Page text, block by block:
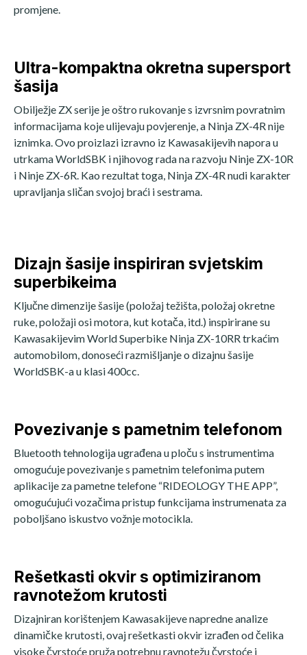
promjene.
Ultra-kompaktna okretna supersport
šasija
Obilježje ZX serije je oštro rukovanje s izvrsnim povratnim
informacijama koje ulijevaju povjerenje, a Ninja ZX-4R nije
iznimka. Ovo proizlazi izravno iz Kawasakijevih napora u
utrkama WorldSBK i njihovog rada na razvoju Ninje ZX-10R
i Ninje ZX-6R. Kao rezultat toga, Ninja ZX-4R nudi karakter
upravljanja sličan svojoj braći i sestrama.
Dizajn šasije inspiriran svjetskim
superbikeima
Ključne dimenzije šasije (položaj težišta, položaj okretne
ruke, položaji osi motora, kut kotača, itd.) inspirirane su
Kawasakijevim World Superbike Ninja ZX-10RR trkaćim
automobilom, donoseći razmišljanje o dizajnu šasije
WorldSBK-a u klasi 400cc.
Povezivanje s pametnim telefonom
Bluetooth tehnologija ugrađena u ploču s instrumentima
omogućuje povezivanje s pametnim telefonima putem
aplikacije za pametne telefone “RIDEOLOGY THE APP”,
omogućujući vozačima pristup funkcijama instrumenata za
poboljšano iskustvo vožnje motocikla.
Rešetkasti okvir s optimiziranom
ravnotežom krutosti
Dizajniran korištenjem Kawasakijeve napredne analize
dinamičke krutosti, ovaj rešetkasti okvir izrađen od čelika
visoke čvrstoće pruža potrebnu ravnotežu čvrstoće i